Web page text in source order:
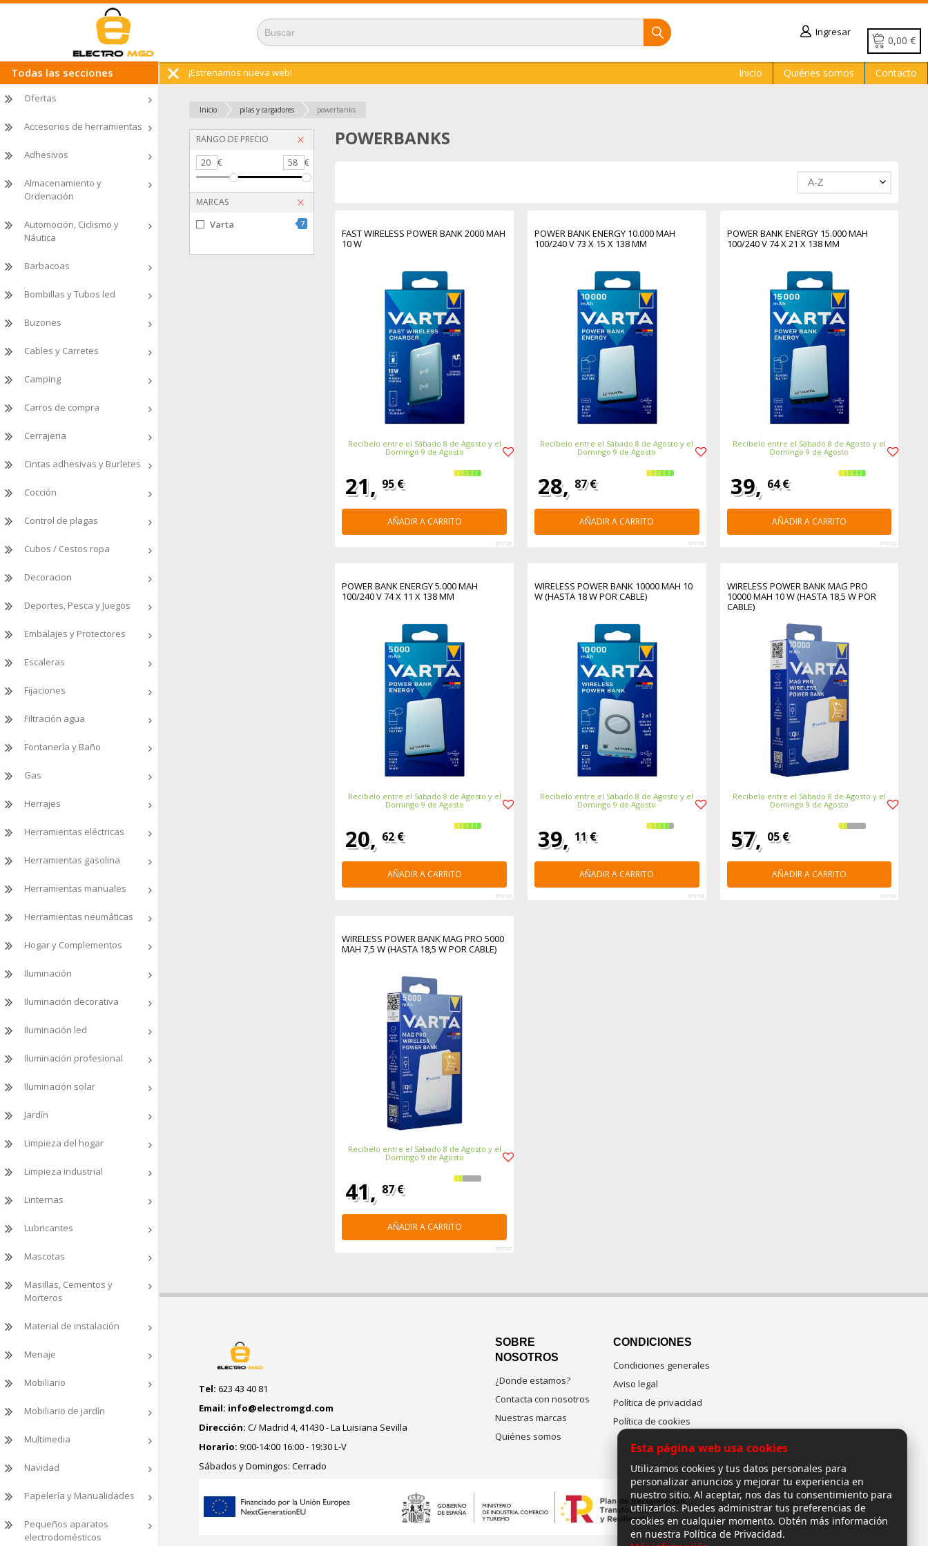
Todas las secciones
Ofertas
Accesorios de herramientas
Adhesivos
Almacenamiento y
Ordenación
Automoción, Ciclismo y
Náutica
Barbacoas
Bombillas y Tubos led
Buzones
Cables y Carretes
Camping
Carros de compra
Cerrajeria
Cintas adhesivas y Burletes
Cocción
Control de plagas
Cubos / Cestos ropa
Decoracion
Deportes, Pesca y Juegos
Embalajes y Protectores
Escaleras
Fijaciones
Filtración agua
Fontanería y Baño
Gas
Herrajes
Herramientas eléctricas
Herramientas gasolina
Herramientas manuales
Herramientas neumáticas
Hogar y Complementos
Iluminación
Iluminación decorativa
Iluminación led
Iluminación profesional
Iluminación solar
Jardín
Limpieza del hogar
Limpieza industrial
Linternas
Lubricantes
Mascotas
Masillas, Cementos y
Morteros
Material de instalación
Menaje
Mobiliario
Mobiliario de jardín
Multimedia
Navidad
Papelería y Manualidades
Pequeños aparatos
electrodomésticos
0,00 €
Ingresar
¡Estrenamos nueva web! Inicio Quiénes somos Contacto
Inicio pilas y cargadores powerbanks
RANGO DE PRECIO
20 € 58 €
MARCAS
Varta 7
POWERBANKS
A-Z
FAST WIRELESS POWER BANK 2000 MAH
10 W
Recíbelo entre el Sábado 8 de Agosto y el
Domingo 9 de Agosto
21, 95 €
AÑADIR A CARRITO
376729
POWER BANK ENERGY 10.000 MAH
100/240 V 73 X 15 X 138 MM
Recíbelo entre el Sábado 8 de Agosto y el
Domingo 9 de Agosto
28, 87 €
AÑADIR A CARRITO
376735
POWER BANK ENERGY 15.000 MAH
100/240 V 74 X 21 X 138 MM
Recíbelo entre el Sábado 8 de Agosto y el
Domingo 9 de Agosto
39, 64 €
AÑADIR A CARRITO
376732
POWER BANK ENERGY 5.000 MAH
100/240 V 74 X 11 X 138 MM
Recíbelo entre el Sábado 8 de Agosto y el
Domingo 9 de Agosto
20, 62 €
AÑADIR A CARRITO
376731
WIRELESS POWER BANK 10000 MAH 10
W (HASTA 18 W POR CABLE)
Recíbelo entre el Sábado 8 de Agosto y el
Domingo 9 de Agosto
39, 11 €
AÑADIR A CARRITO
376733
WIRELESS POWER BANK MAG PRO
10000 MAH 10 W (HASTA 18,5 W POR
CABLE)
Recíbelo entre el Sábado 8 de Agosto y el
Domingo 9 de Agosto
57, 05 €
AÑADIR A CARRITO
376736
WIRELESS POWER BANK MAG PRO 5000
MAH 7,5 W (HASTA 18,5 W POR CABLE)
Recíbelo entre el Sábado 8 de Agosto y el
Domingo 9 de Agosto
41, 87 €
AÑADIR A CARRITO
376737
Tel:623 43 40 81
Email: info@electromgd.com
Dirección:C/ Madrid 4, 41430 - La Luisiana Sevilla
Horario:9:00-14:00 16:00 - 19:30 L-V
Sábados y Domingos: Cerrado
SOBRE
NOSOTROS
¿Donde estamos?
Contacta con nosotros
Nuestras marcas
Quiénes somos
CONDICIONES
Condiciones generales
Aviso legal
Política de privacidad
Política de cookies
Esta página web usa cookies
Utilizamos cookies y tus datos personales para
personalizar anuncios y mejorar tu experiencia en
nuestro sitio. Al aceptar, nos das tu consentimiento para
utilizarlos. Puedes administrar tus preferencias de
cookies en cualquier momento. Obtén más información
en nuestra Política de Privacidad.